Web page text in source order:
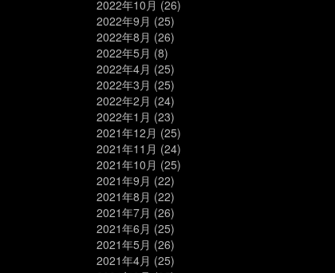
2022年10月 (26)
2022年9月 (25)
2022年8月 (26)
2022年5月 (8)
2022年4月 (25)
2022年3月 (25)
2022年2月 (24)
2022年1月 (23)
2021年12月 (25)
2021年11月 (24)
2021年10月 (25)
2021年9月 (22)
2021年8月 (22)
2021年7月 (26)
2021年6月 (25)
2021年5月 (26)
2021年4月 (25)